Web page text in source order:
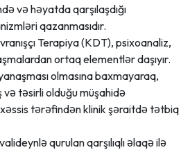
və həyatda qarşılaşdığı
qazanmasıdır.
Terapiya (KDT), psixoanaliz,
ortaq elementlər daşıyır.
olmasına baxmayaraq,
və təsirli olduğu müşahidə
tərəfindən klinik şəraitdə tətbiq
qurulan qarşılıqlı əlaqə ilə